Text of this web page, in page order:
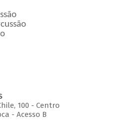
100 - Centro
- Acesso B